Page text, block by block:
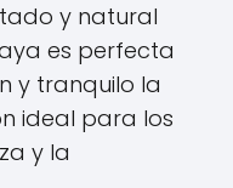
y natural
es perfecta
y tranquilo la
ideal para los
y la